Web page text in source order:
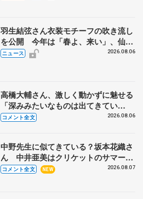
羽生結弦さん衣装モチーフの吹き流し
を公開 今年は「春よ、来い」、仙台
の瑞鳳殿
ニュース 2026.08.06
高橋大輔さん、激しく動かずに魅せる
「深みみたいなものは出てきてい
る？」 〝兄さん〟と慕うレジェンド
コメント全文 2026.08.06
中野先生に似てきている？坂本花織さ
ん 中井亜美はクリケットのサマーキ
ャンプに 島田麻央はたくさん試合に
コメント全文 NEW 2026.08.07